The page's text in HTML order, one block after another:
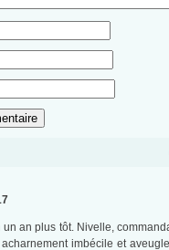
an plus tôt. Nivelle,
imbécile et